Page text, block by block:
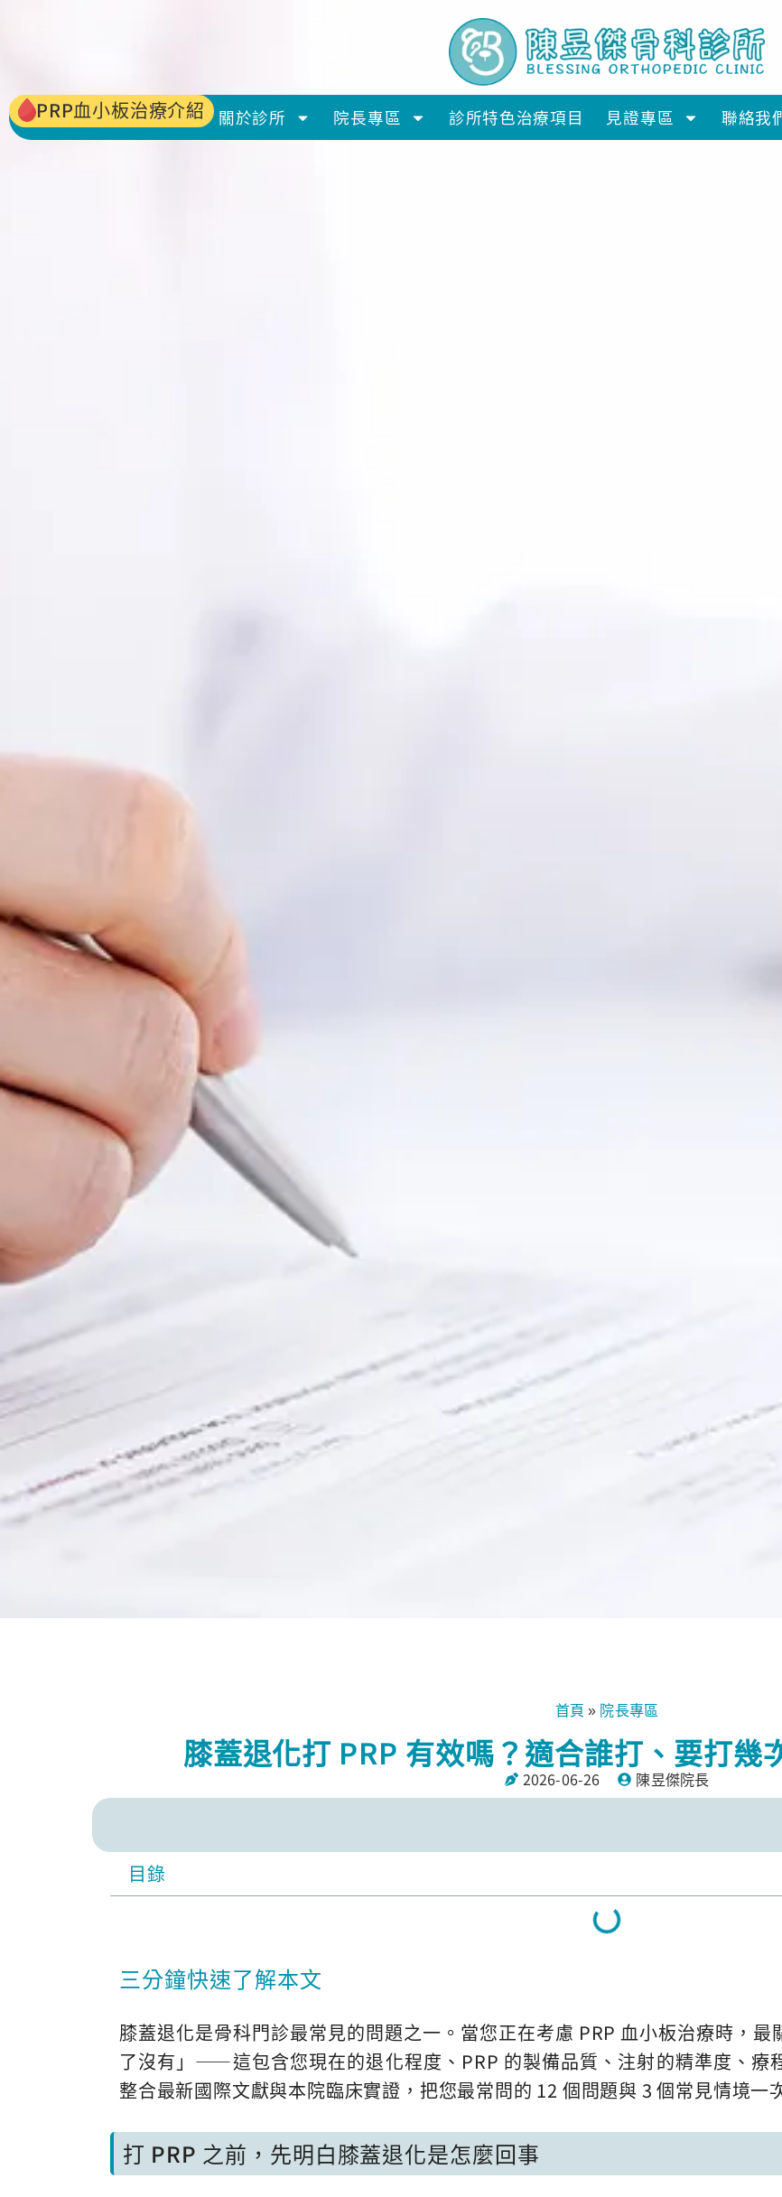
PRP血小板治療介紹 關於診所 院長專區 診所特色治療項目 見證專區 聯絡我
首頁 » 院長專區
膝蓋退化打 PRP 有效嗎？適合誰打、要打幾
2026-06-26 陳昱傑院長
目錄
三分鐘快速了解本文
膝蓋退化是骨科門診最常見的問題之一。當您正在考慮 PRP 血小板治療時，
了沒有」——這包含您現在的退化程度、PRP 的製備品質、注射的精準度、療
整合最新國際文獻與本院臨床實證，把您最常問的 12 個問題與 3 個常見情境一
打 PRP 之前，先明白膝蓋退化是怎麼回事